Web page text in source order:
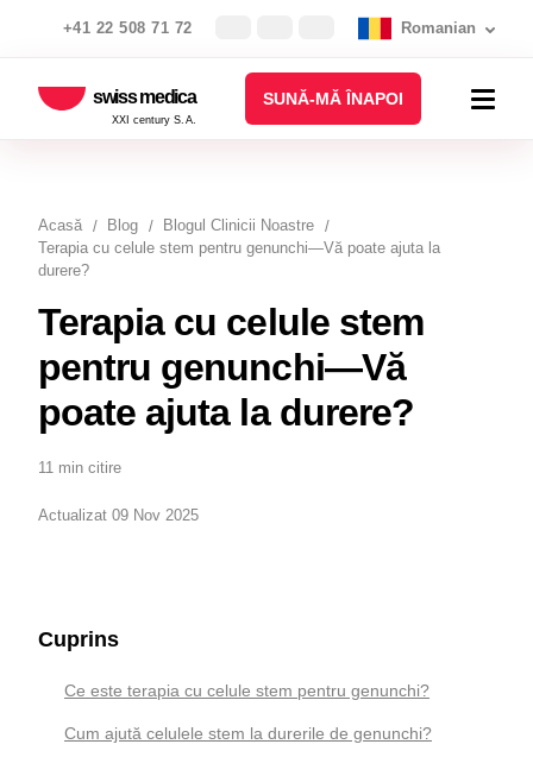
+41 22 508 71 72 Romanian
swiss medica
XXI century S.A.
SUNĂ-MĂ ÎNAPOI
Acasă Blog
Blogul Clinicii Noastre
Terapia cu celule stem pentru genunchi—Vă poate ajuta la
durere?
Terapia cu celule stem
pentru genunchi—Vă
poate ajuta la durere?
11 min citire
Actualizat 09 Nov 2025
Cuprins
Ce este terapia cu celule stem pentru genunchi?
Cum ajută celulele stem la durerile de genunchi?